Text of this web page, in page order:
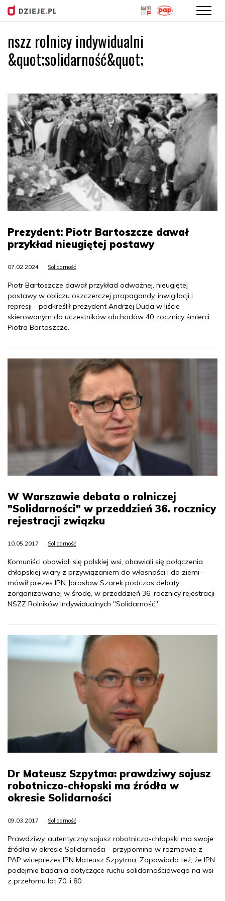
Przejdź
do
treści
nszz rolnicy indywidualni
&quot;solidarność&quot;
Prezydent: Piotr Bartoszcze dawał
przykład nieugiętej postawy
07.02.2024 Solidarność
Piotr Bartoszcze dawał przykład odważnej, nieugiętej
postawy w obliczu oszczerczej propagandy, inwigilacji i
represji - podkreślił prezydent Andrzej Duda w liście
skierowanym do uczestników obchodów 40. rocznicy śmierci
Piotra Bartoszcze.
W Warszawie debata o rolniczej
"Solidarności" w przeddzień 36. rocznicy
rejestracji związku
10.05.2017 Solidarność
Komuniści obawiali się polskiej wsi, obawiali się połączenia
chłopskiej wiary z przywiązaniem do własności i do ziemi -
mówił prezes IPN Jarosław Szarek podczas debaty
zorganizowanej w środę, w przeddzień 36. rocznicy rejestracji
NSZZ Rolników Indywidualnych "Solidarność".
Dr Mateusz Szpytma: prawdziwy sojusz
robotniczo-chłopski ma źródła w
okresie Solidarności
09.03.2017 Solidarność
Prawdziwy, autentyczny sojusz robotniczo-chłopski ma swoje
źródła w okresie Solidarności - przypomina w rozmowie z
PAP wiceprezes IPN Mateusz Szpytma. Zapowiada też, że IPN
podejmie badania dotyczące ruchu solidarnościowego na wsi
z przełomu lat 70. i 80.